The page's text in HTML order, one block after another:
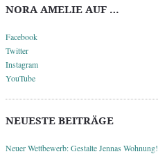
NORA AMELIE AUF …
Facebook
Twitter
Instagram
YouTube
NEUESTE BEITRÄGE
Neuer Wettbewerb: Gestalte Jennas Wohnung!